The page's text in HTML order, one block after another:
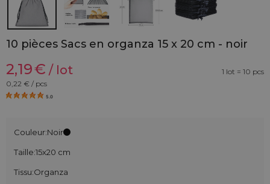
10 pièces Sacs en organza 15 x 20 cm - noir
2,19€ / lot
1 lot = 10 pcs
0,22 € / pcs
5.0
Couleur:Noir
Taille:15x20 cm
Tissu:Organza